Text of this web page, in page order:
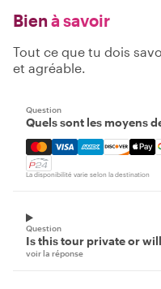
Bien à savoir
Tout ce que tu dois
et agréable.
Question
Quels sont les moyens
Mastercard, Visa,
La disponibilité varie selon la destination
Question
Is this tour private or
voir la réponse